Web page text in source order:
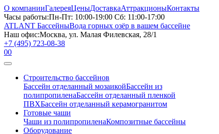
О компанииГалереяЦеныДоставкаАттракционыКонтакты
Часы работы:Пн-Пт: 10:00-19:00 Сб: 11:00-17:00
ATLANT БассейныВода горных озёр в вашем бассейне
Наш офис:Москва, ул. Малая Филевская, 28/1
+7 (495) 723-08-38
00
Строительство бассейнов
Бассейн отделанный мозаикойБассейн из
полипропиленаБассейн отделанный пленкой
ПВХБассейн отделанный керамогранитом
Готовые чаши
Чаши из полипропиленаКомпозитные бассейны
Оборудование